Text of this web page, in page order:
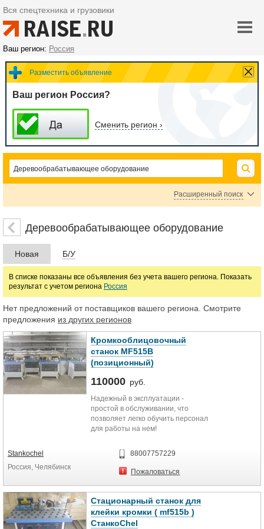
Вся спецтехника и грузовики
Ваш регион: Россия
Разместить объявление
Ваш регион Россия?
Сменить регион ›
Расширенный поиск
Цена
руб.
Марка
Деревообрабатывающее оборудование
Новая Б/У
В списке показаны все объявления без учета вашего региона. Показать
результат с учетом региона Россия
Нет предложений от поставщиков вашего региона. Смотрите
предложения из других регионов
Кромкооблицовочный
станок MF515B
(позиционный)
110000 руб.
Надежный в эксплуатации -
простой в обслуживании, что
позволяет легко обучить персонал
для работы на нем!
Гарантия 1 год, заявленный срок
эксплуатации производителем 10
прямолинейных и криволинейных
кромок мебельных щитов и
заготовок натуральным полосовым
Stankochel
Россия, Челябинск
88007757229
Пожаловаться
Стационарный станок для
клейки кромки ( mf515b )
СтанкоChel